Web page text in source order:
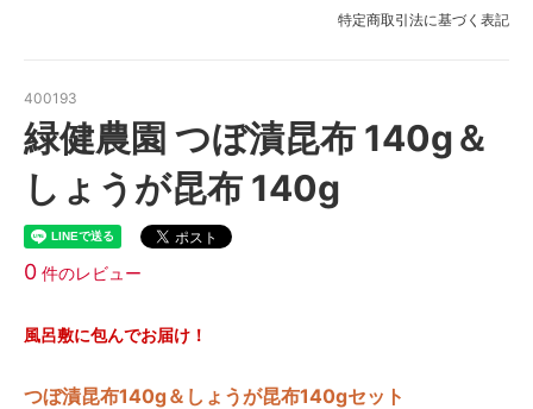
特定商取引法に基づく表記
400193
緑健農園 つぼ漬昆布 140g＆
しょうが昆布 140g
0 件のレビュー
風呂敷に包んでお届け！
つぼ漬昆布140g＆しょうが昆布140gセット